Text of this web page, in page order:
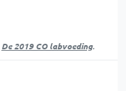
De 2019 CO labvoeding.